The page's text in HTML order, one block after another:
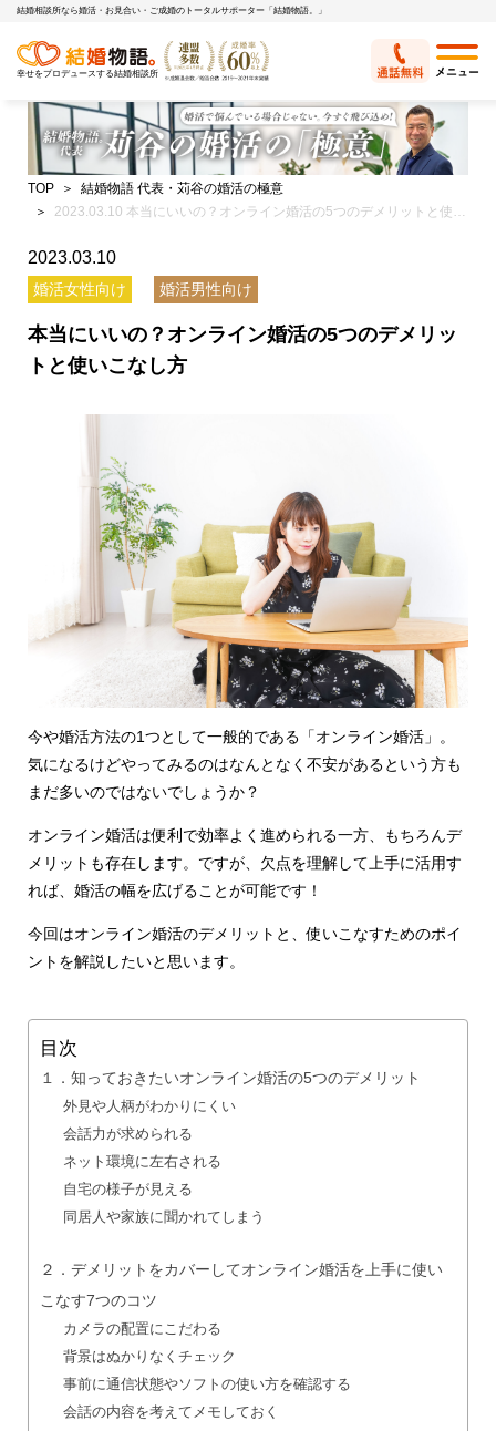
結婚相談所なら婚活・お見合い・ご成婚のトータルサポーター「結婚物語。」
幸せをプロデュースする結婚相談所
TOP
結婚物語 代表・苅谷の婚活の極意
2023.03.10 本当にいいの？オンライン婚活の5つのデメリットと使いこなし方
2023.03.10
婚活女性向け 婚活男性向け
本当にいいの？オンライン婚活の5つのデメリッ
トと使いこなし方
今や婚活方法の1つとして一般的である「オンライン婚活」。
気になるけどやってみるのはなんとなく不安があるという方も
まだ多いのではないでしょうか？
オンライン婚活は便利で効率よく進められる一方、もちろんデ
メリットも存在します。ですが、欠点を理解して上手に活用す
れば、婚活の幅を広げることが可能です！
今回はオンライン婚活のデメリットと、使いこなすためのポイ
ントを解説したいと思います。
目次
１．知っておきたいオンライン婚活の5つのデメリット
外見や人柄がわかりにくい
会話力が求められる
ネット環境に左右される
自宅の様子が見える
同居人や家族に聞かれてしまう
２．デメリットをカバーしてオンライン婚活を上手に使い
こなす7つのコツ
カメラの配置にこだわる
背景はぬかりなくチェック
事前に通信状態やソフトの使い方を確認する
会話の内容を考えてメモしておく